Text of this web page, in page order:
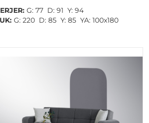
G: 77 D: 91 Y: 94
G: 220 D: 85 Y: 85 YA: 100x180